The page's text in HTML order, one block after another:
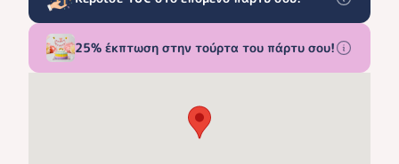
25% έκπτωση στην τούρτα του πάρτυ σου!